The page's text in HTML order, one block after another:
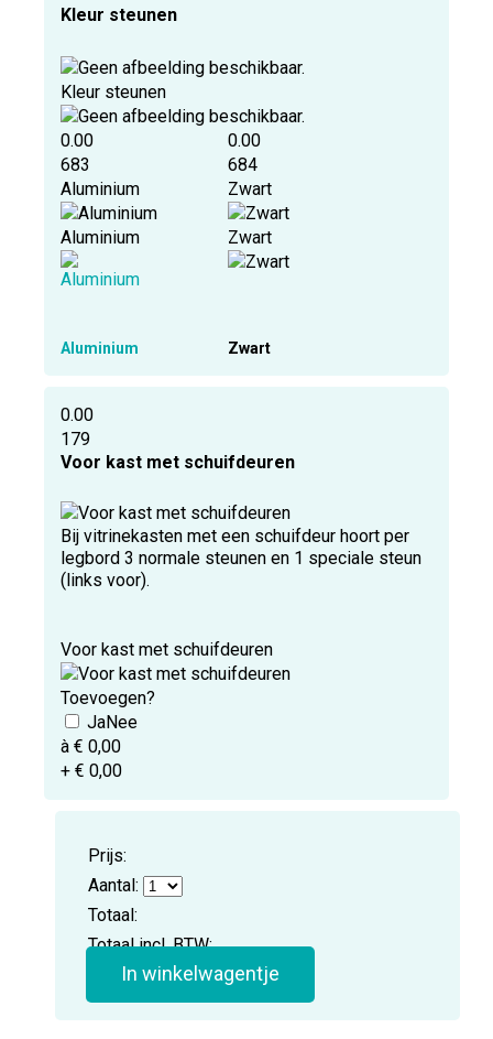
Kleur steunen
Kleur steunen
0.00
683
Aluminium
Aluminium
Aluminium
0.00
684
Zwart
Zwart
Zwart
0.00
179
Voor kast met schuifdeuren
Bij vitrinekasten met een schuifdeur hoort per
legbord 3 normale steunen en 1 speciale steun
(links voor).
Voor kast met schuifdeuren
Toevoegen?
à € 0,00
+ € 0,00
Prijs:
Aantal:
Totaal:
Totaal incl. BTW:
In winkelwagentje